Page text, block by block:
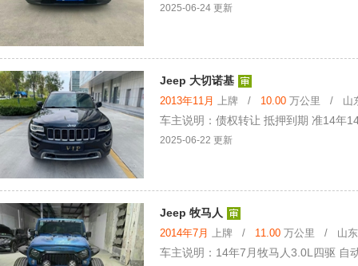
2025-06-24 更新
Jeep 大切诺基
2013年11月 上牌 / 10.00 万公里 / 山东
车主说明：债权转让 抵押到期 准14年
2025-06-22 更新
Jeep 牧马人
2014年7月 上牌 / 11.00 万公里 / 山东
车主说明：14年7月牧马人3.0L四驱 自